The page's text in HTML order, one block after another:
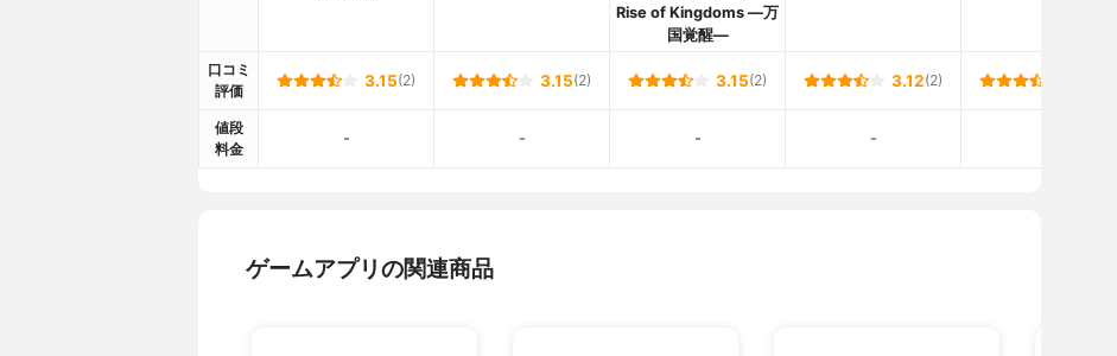
Rise of Kingdoms ―万
国覚醒―
口コミ
評価
3.15(2) 3.15(2) 3.15(2) 3.12(2)
値段
料金
- - - -
ゲームアプリの関連商品